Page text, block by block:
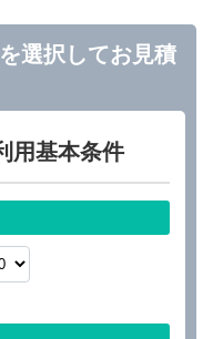
選択してお見積
用基本条件